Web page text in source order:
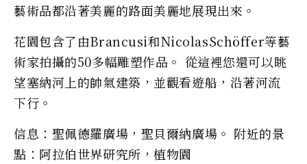
藝術品都沿著美麗的路面美麗地展現出來。
花園包含了由Brancusi和NicolasSchöffer等藝
術家拍攝的50多幅雕塑作品。 從這裡您還可以眺
望塞納河上的帥氣建築，並觀看遊船，沿著河流
下行。
信息：聖佩德羅廣場，聖貝爾納廣場。 附近的景
點：阿拉伯世界研究所，植物園